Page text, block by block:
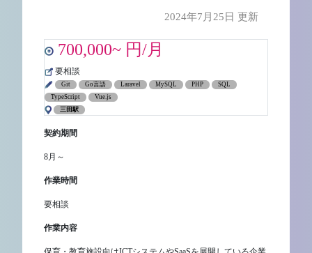
2024年7月25日 更新
700,000~ 円/月
要相談
Git Go言語 Laravel MySQL PHP
SQL
TypeScript
Vue.js
三田駅
契約期間
8月～
作業時間
要相談
作業内容